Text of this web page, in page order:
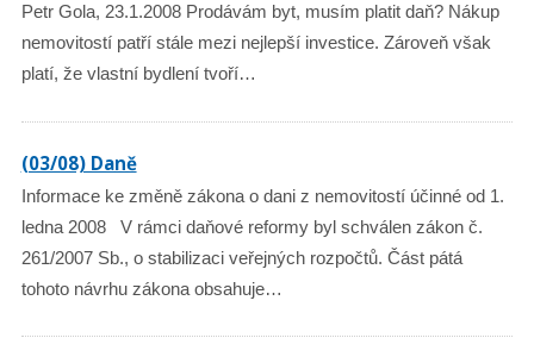
Petr Gola, 23.1.2008 Prodávám byt, musím platit daň? Nákup
nemovitostí patří stále mezi nejlepší investice. Zároveň však
platí, že vlastní bydlení tvoří…
(03/08) Daně
Informace ke změně zákona o dani z nemovitostí účinné od 1.
ledna 2008 V rámci daňové reformy byl schválen zákon č.
261/2007 Sb., o stabilizaci veřejných rozpočtů. Část pátá
tohoto návrhu zákona obsahuje…